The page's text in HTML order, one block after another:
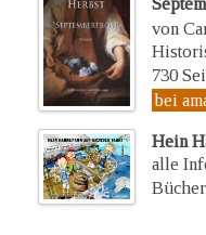
von
730
bei
Hein
alle